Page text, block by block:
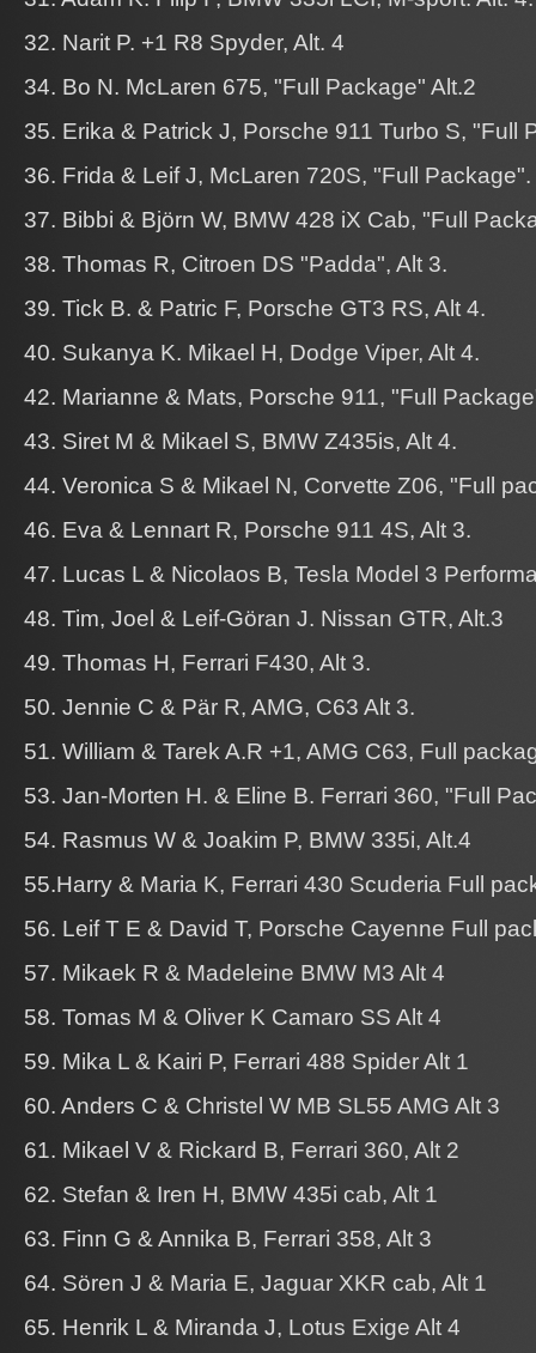
32. Narit P. +1 R8 Spyder, Alt. 4
34. Bo N. McLaren 675, "Full Package" Alt.2
35. Erika & Patrick J, Porsche 911 Turbo S, "Full
36. Frida & Leif J, McLaren 720S, "Full Package".
37. Bibbi & Björn W, BMW 428 iX Cab, "Full
38. Thomas R, Citroen DS "Padda", Alt 3.
39. Tick B. & Patric F, Porsche GT3 RS, Alt 4.
40. Sukanya K. Mikael H, Dodge Viper, Alt 4.
42. Marianne & Mats, Porsche 911, "Full
43. Siret M & Mikael S, BMW Z435is, Alt 4.
44. Veronica S & Mikael N, Corvette Z06, "Full
46. Eva & Lennart R, Porsche 911 4S, Alt 3.
47. Lucas L & Nicolaos B, Tesla Model 3
48. Tim, Joel & Leif-Göran J. Nissan GTR, Alt.3
49. Thomas H, Ferrari F430, Alt 3.
50. Jennie C & Pär R, AMG, C63 Alt 3.
51. William & Tarek A.R +1, AMG C63, Full
53. Jan-Morten H. & Eline B. Ferrari 360, "Full
54. Rasmus W & Joakim P, BMW 335i, Alt.4
55.Harry & Maria K, Ferrari 430 Scuderia Full
56. Leif T E & David T, Porsche Cayenne Full
57. Mikaek R & Madeleine BMW M3 Alt 4
58. Tomas M & Oliver K Camaro SS Alt 4
59. Mika L & Kairi P, Ferrari 488 Spider Alt 1
60. Anders C & Christel W MB SL55 AMG Alt 3
61. Mikael V & Rickard B, Ferrari 360, Alt 2
62. Stefan & Iren H, BMW 435i cab, Alt 1
63. Finn G & Annika B, Ferrari 358, Alt 3
64. Sören J & Maria E, Jaguar XKR cab, Alt 1
65. Henrik L & Miranda J, Lotus Exige Alt 4